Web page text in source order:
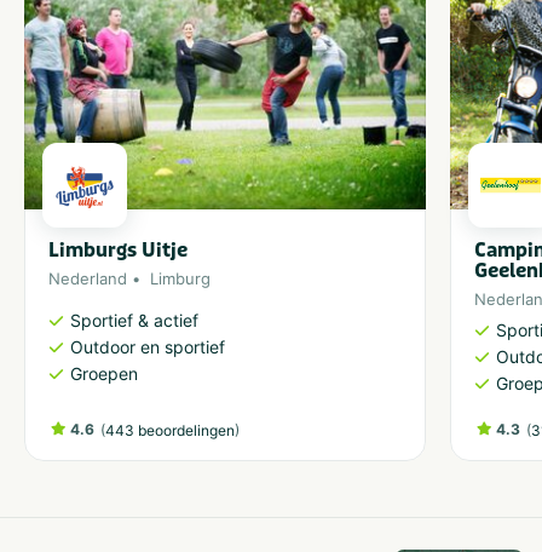
Limburgs Uitje
Nederland Limburg
Sportief & actief
Outdoor en sportief
Groepen
4.6 (443 beoordelingen) 4.3 (